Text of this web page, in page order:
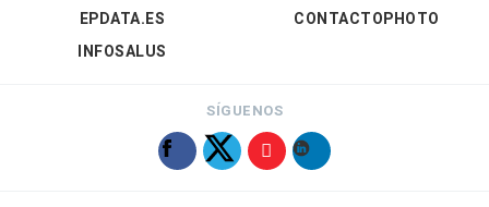
EPDATA.ES
INFOSALUS
CONTACTOPHOTO
SÍGUENOS